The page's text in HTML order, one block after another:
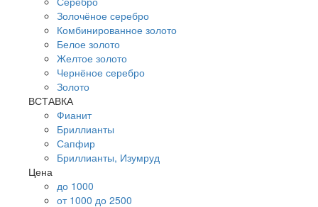
Золочёное серебро
Комбинированное золото
Белое золото
Желтое золото
Чернёное серебро
Золото
ВСТАВКА
Фианит
Бриллианты
Сапфир
Бриллианты, Изумруд
Цена
до 1000
от 1000 до 2500